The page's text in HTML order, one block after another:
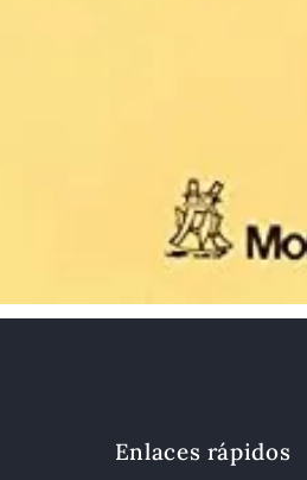
Enlaces rápidos